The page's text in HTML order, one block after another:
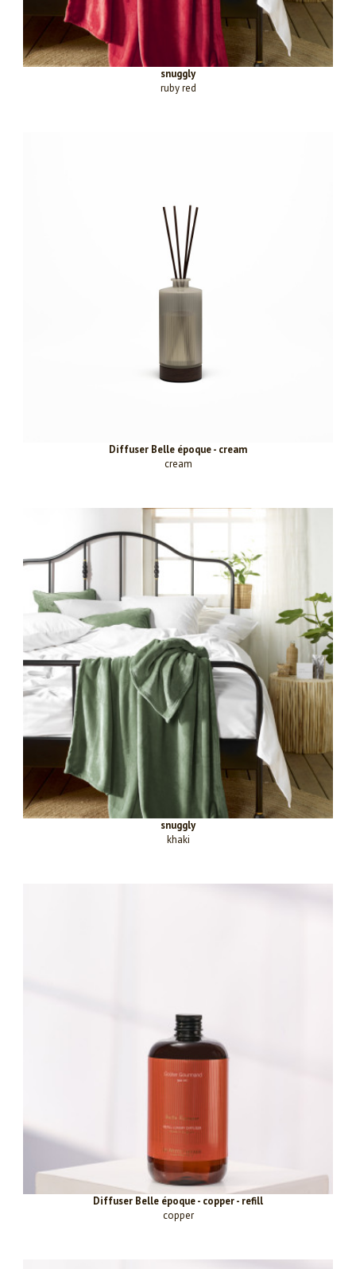
snuggly
ruby red
Diffuser Belle époque - cream
cream
snuggly
khaki
Diffuser Belle époque - copper - refill
copper